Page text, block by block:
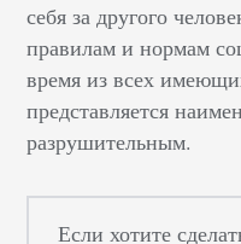
себя за другого
правилам и нормам
время из всех
представляется
разрушительным.
Если хотите